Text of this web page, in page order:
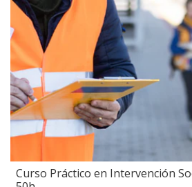
Curso Práctico en Intervención